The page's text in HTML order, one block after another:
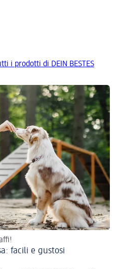
i prodotti di DEIN BESTES
facili e gustosi